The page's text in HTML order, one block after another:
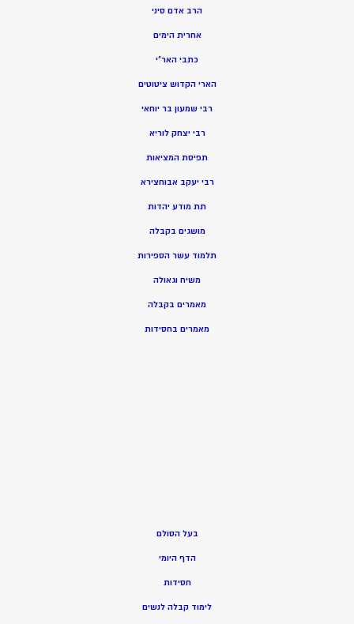
הרב אדם סיני
אחרית הימים
כתבי האר”י
הארי הקדוש ציטוטים
רבי שמעון בר יוחאי
רבי יצחק לוריא
תפיסת המציאות
רבי יעקב אבוחצירא
תת מודע יהדות
מושגים בקבלה
תלמוד עשר הספירות
משיח וגאולה
מאמרים בקבלה
מאמרים בחסידות
בעל הסולם
הדף היומי
חסידות
לימוד קבלה לנשים